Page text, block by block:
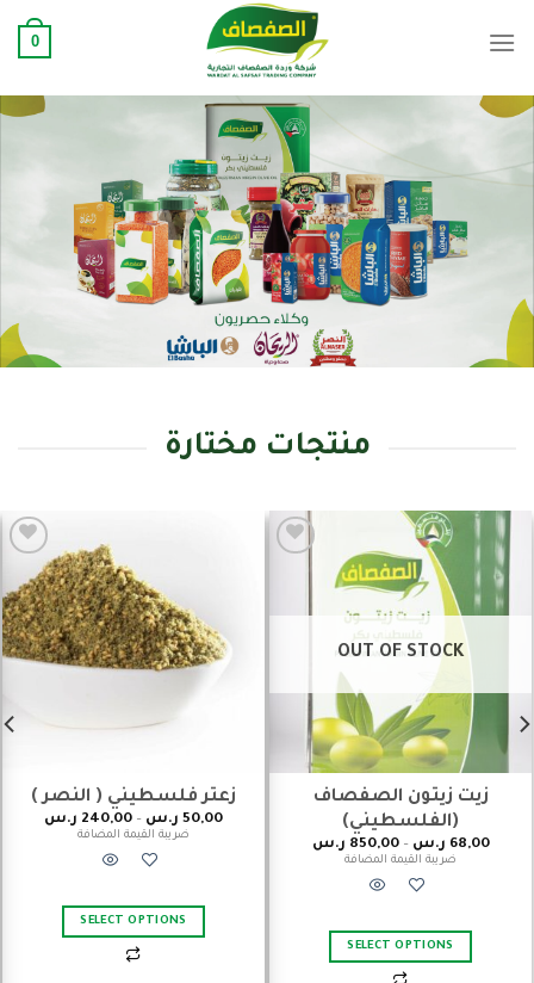
0
منتجات مختارة
OUT OF STOCK
زيت زيتون الصفصاف
(الفلسطيني)
68,00 ر.س –
850,00 ر.س
ضريبة القيمة المضافة
SELECT OPTIONS
wishlist
زعتر فلسطيني ( النصر )
50,00 ر.س –
240,00 ر.س
ضريبة القيمة المضافة
SELECT OPTIONS